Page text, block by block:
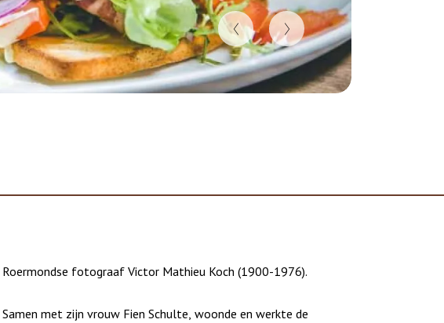
Roermondse fotograaf Victor Mathieu Koch (1900-1976).
Samen met zijn vrouw Fien Schulte, woonde en werkte de